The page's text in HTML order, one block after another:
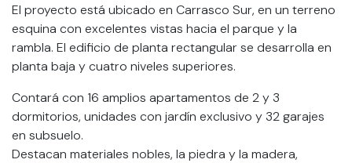
El proyecto está ubicado en Carrasco Sur, en un terreno
esquina con excelentes vistas hacia el parque y la
rambla. El edificio de planta rectangular se desarrolla en
planta baja y cuatro niveles superiores.
Contará con 16 amplios apartamentos de 2 y 3
dormitorios, unidades con jardín exclusivo y 32 garajes
en subsuelo.
Destacan materiales nobles, la piedra y la madera,